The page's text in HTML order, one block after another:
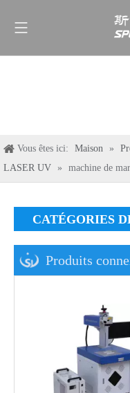
Vous êtes ici: Maison »
LASER UV
» machine de
CATÉGORIES
Produits